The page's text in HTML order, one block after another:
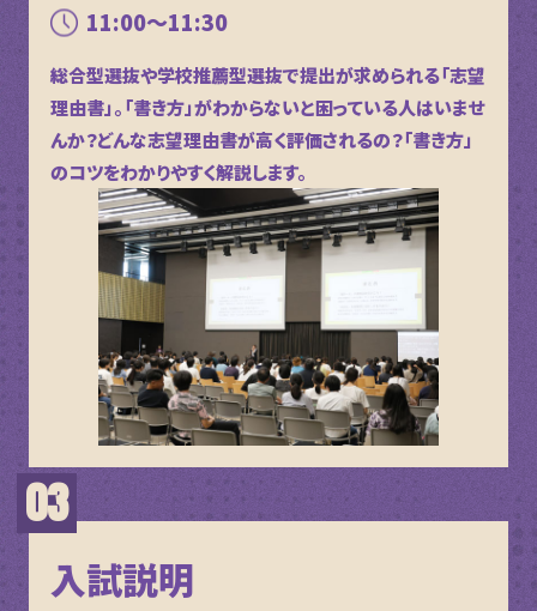
11:00～11:30
総合型選抜や学校推薦型選抜で提出が求められる「志望
理由書」。「書き方」がわからないと困っている人はいませ
んか？どんな志望理由書が高く評価されるの？「書き方」
のコツをわかりやすく解説します。
入試説明